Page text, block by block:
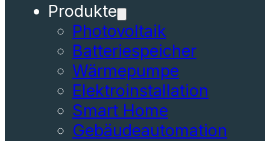
Produkte
Photovoltaik
Batteriespeicher
Wärmepumpe
Elektroinstallation
Smart Home
Gebäudeautomation